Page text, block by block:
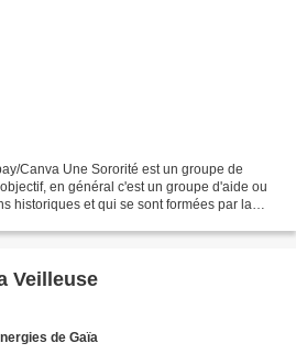
Canva Une Sororité est un groupe de
en général c'est un groupe d'aide ou
historiques et qui se sont formées par la
Veilleuse
de Gaïa